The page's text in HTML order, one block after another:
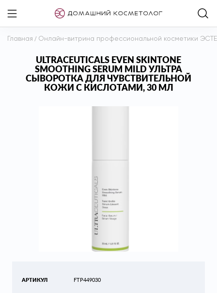
Главная / Онлайн-витрина профессиональной косметики
ULTRACEUTICALS EVEN SKINTONE
SMOOTHING SERUM MILD УЛЬТРА
СЫВОРОТКА ДЛЯ ЧУВСТВИТЕЛЬНОЙ
КОЖИ С КИСЛОТАМИ, 30 МЛ
АРТИКУЛ FTP449030